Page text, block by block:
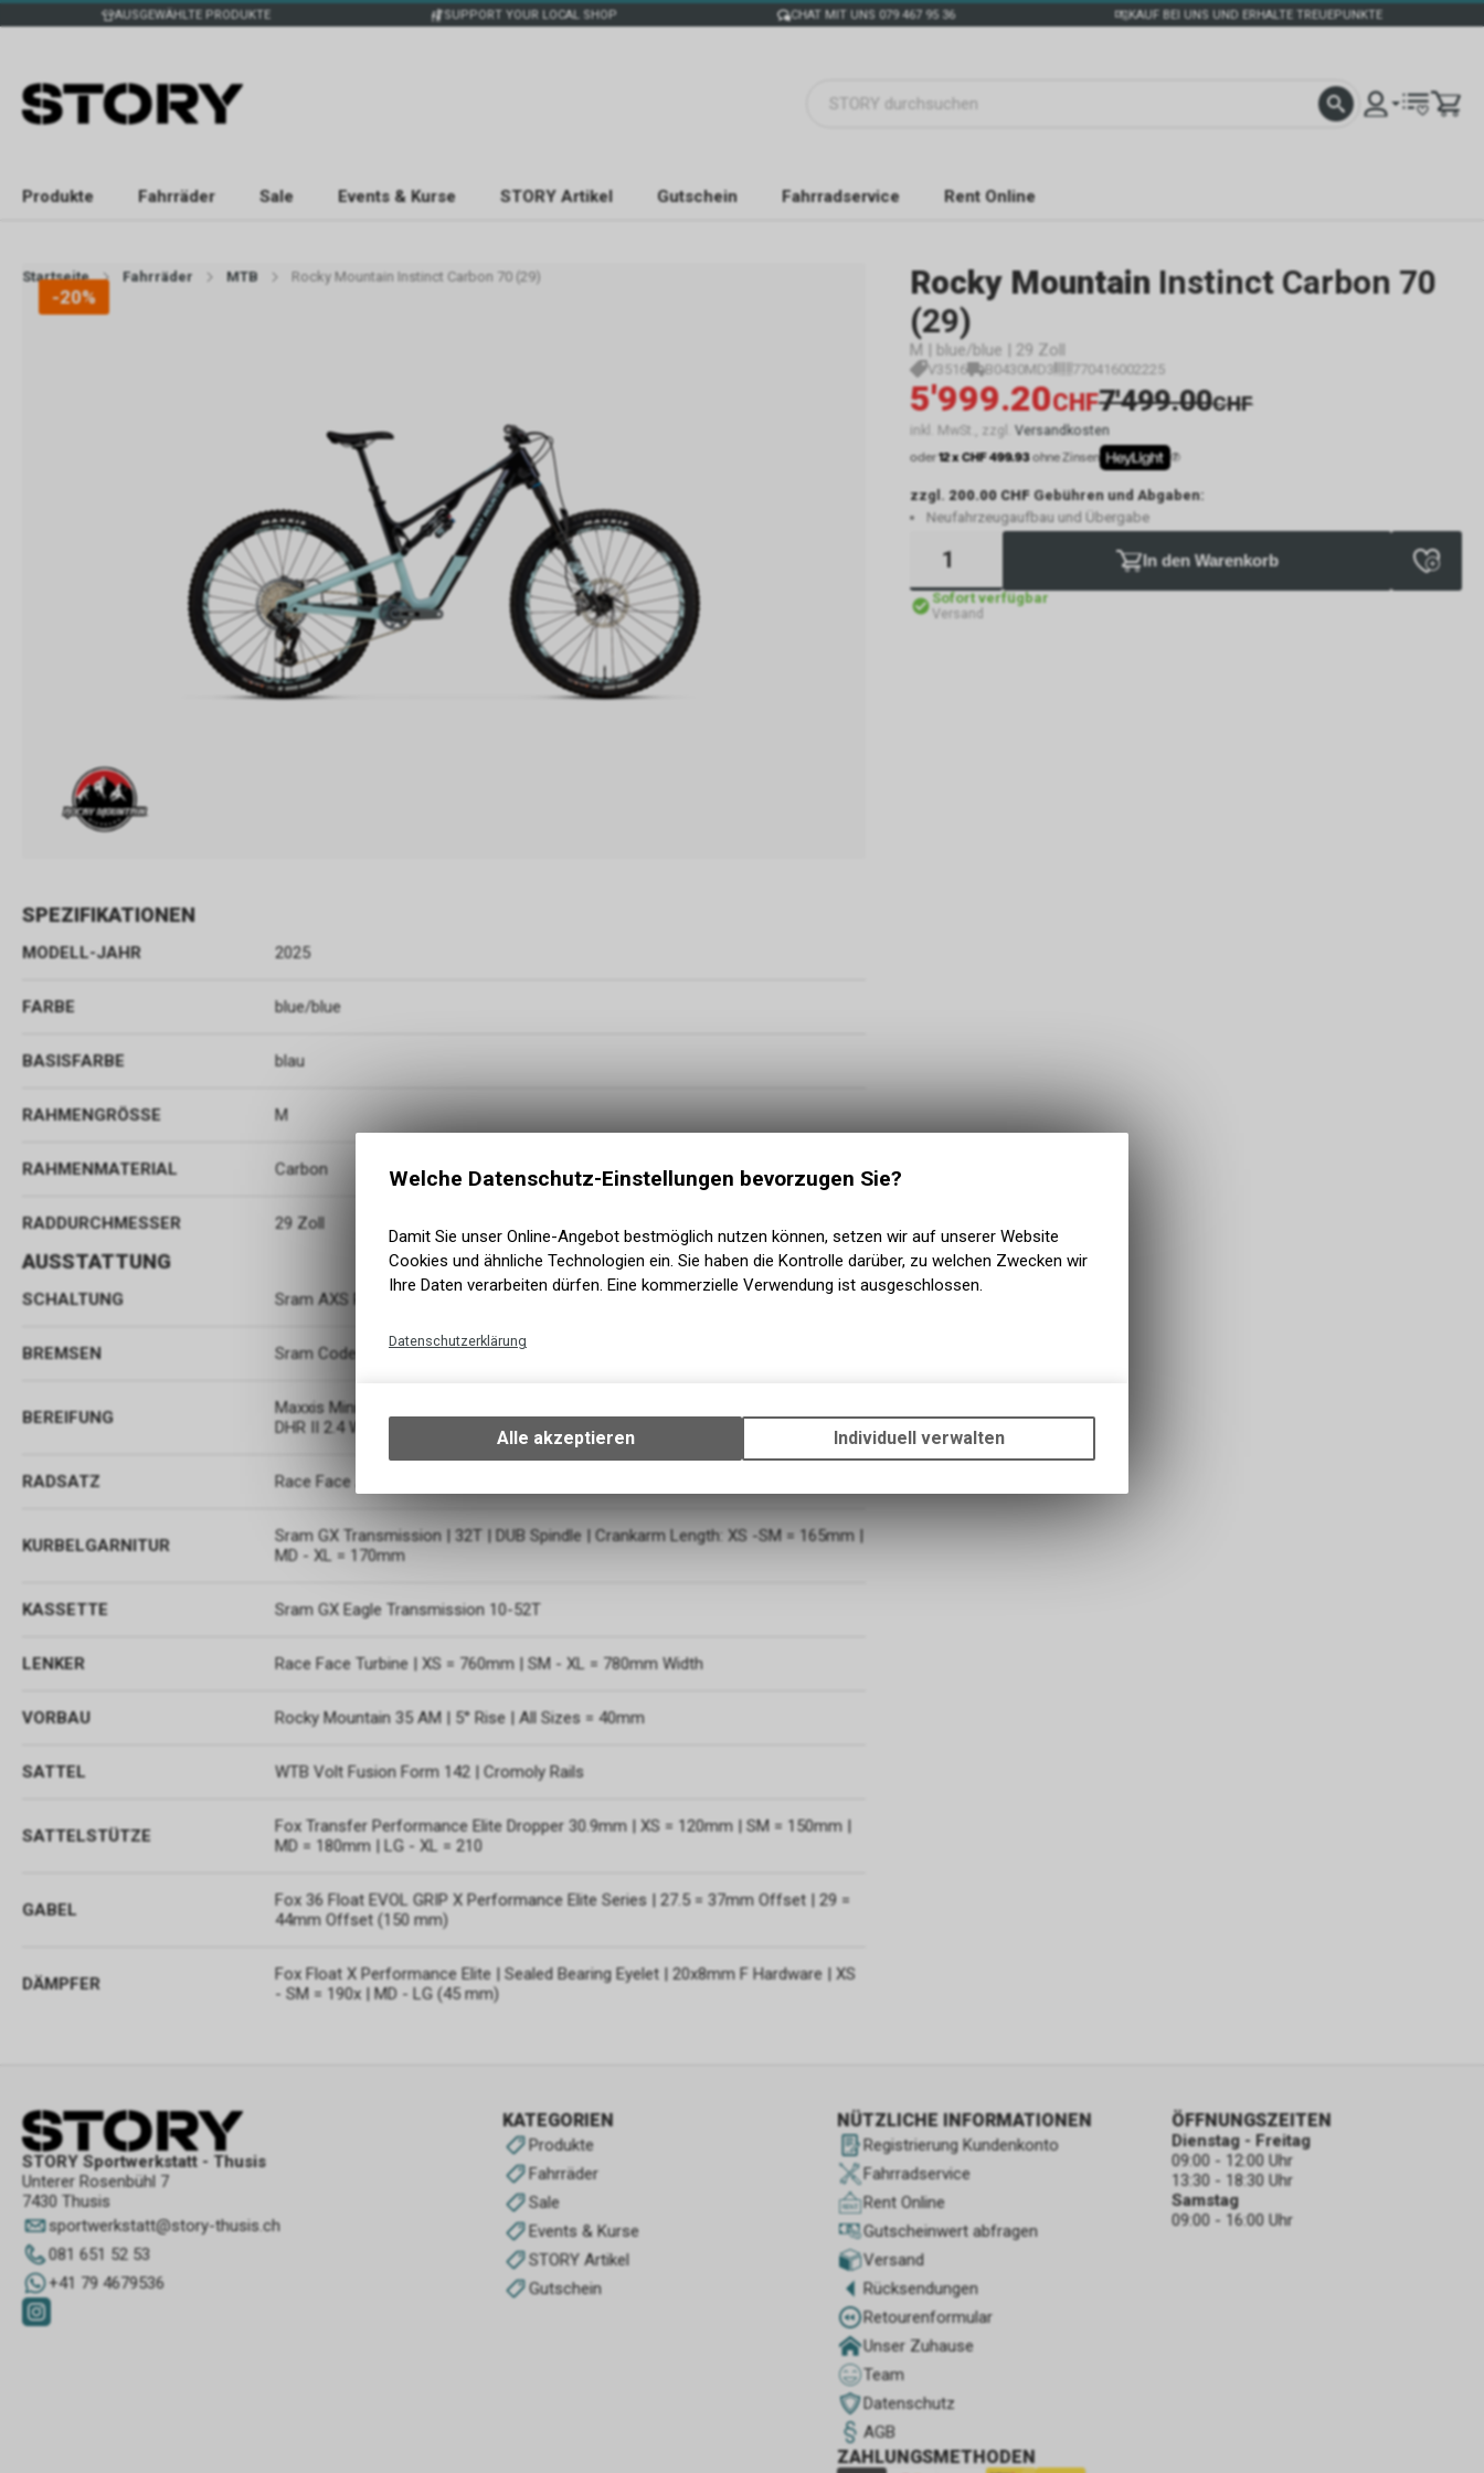
AUSGEWÄHLTE PRODUKTE SUPPORT YOUR LOCAL SHOP CHAT MIT UNS 079 467 95 36 KAUF BEI UNS UND ERHALTE TREUEPUNKTE
Produkte Fahrräder Sale Events & Kurse STORY Artikel Gutschein Fahrradservice Rent Online
Startseite Fahrräder MTB Rocky Mountain Instinct Carbon 70 (29)
-20% Rocky Mountain Instinct Carbon 70
(29)
M | blue/blue | 29 Zoll
V3516 B0430MD3 770416002225
5'999.20CHF7'499.00CHF
inkl. MwSt., zzgl. Versandkosten
oder12 x CHF 499.93ohne Zinsen
zzgl. 200.00 CHF Gebühren und Abgaben:
Neufahrzeugaufbau und Übergabe
In den Warenkorb
Sofort verfügbar
Versand
SPEZIFIKATIONEN
MODELL-JAHR 2025
FARBE blue/blue
BASISFARBE blau
RAHMENGRÖSSE M
RAHMENMATERIAL Carbon
RADDURCHMESSER 29 Zoll
AUSSTATTUNG
SCHALTUNG Sram AXS Pod Controller
BREMSEN Sram Code Bronze Stealth 4 Piston | Metal Pads
BEREIFUNG
Maxxis Minion DHF 2.5 WT 3C MaxxTerra EXO+ Tubeless Ready | Maxxis Minion
DHR II 2.4 WT 3C MaxxTerra
RADSATZ Race Face ARC 30 | 28H | Tubeless Set Up | Sealant Incl
KURBELGARNITUR
Sram GX Transmission | 32T | DUB Spindle | Crankarm Length: XS -SM = 165mm |
MD - XL = 170mm
KASSETTE Sram GX Eagle Transmission 10-52T
LENKER Race Face Turbine | XS = 760mm | SM - XL = 780mm Width
VORBAU Rocky Mountain 35 AM | 5° Rise | All Sizes = 40mm
SATTEL WTB Volt Fusion Form 142 | Cromoly Rails
SATTELSTÜTZE
Fox Transfer Performance Elite Dropper 30.9mm | XS = 120mm | SM = 150mm |
MD = 180mm | LG - XL = 210
GABEL
Fox 36 Float EVOL GRIP X Performance Elite Series | 27.5 = 37mm Offset | 29 =
44mm Offset (150 mm)
DÄMPFER
Fox Float X Performance Elite | Sealed Bearing Eyelet | 20x8mm F Hardware | XS
- SM = 190x | MD - LG (45 mm)
STORY Sportwerkstatt - Thusis
Unterer Rosenbühl 7
7430 Thusis
sportwerkstatt@story-thusis.ch
081 651 52 53
+41 79 4679536
KATEGORIEN
Produkte
Fahrräder
Sale
Events & Kurse
STORY Artikel
Gutschein
NÜTZLICHE INFORMATIONEN
Registrierung Kundenkonto
Fahrradservice
Rent Online
Gutscheinwert abfragen
Versand
Rücksendungen
Retourenformular
Unser Zuhause
Team
Datenschutz
AGB
ZAHLUNGSMETHODEN
ÖFFNUNGSZEITEN
Dienstag - Freitag
09:00 - 12:00 Uhr
13:30 - 18:30 Uhr
Samstag
09:00 - 16:00 Uhr
Welche Datenschutz-Einstellungen bevorzugen Sie?
Damit Sie unser Online-Angebot bestmöglich nutzen können, setzen wir auf unserer Website
Cookies und ähnliche Technologien ein. Sie haben die Kontrolle darüber, zu welchen Zwecken wir
Ihre Daten verarbeiten dürfen. Eine kommerzielle Verwendung ist ausgeschlossen.
Datenschutzerklärung
Ihrem Gerät, um die grundlegenden Funktionen unseres Online-Angebots, wie die
Verwendung des Warenkorbs, zu ermöglichen. Bitte beachten Sie, dass die
zulassen.
Alle akzeptieren Individuell verwalten